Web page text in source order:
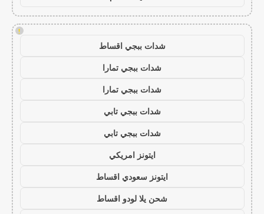
!
شدات ببجي اقساط
شدات ببجي تمارا
شدات ببجي تمارا
شدات ببجي تابي
شدات ببجي تابي
ايتونز امريكي
ايتونز سعودي اقساط
شحن يلا لودو اقساط